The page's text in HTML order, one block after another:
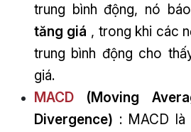
trung bình động, nó
tăng giá , trong khi các
trung bình động cho
giá.
MACD(Moving
Divergence) : MACD